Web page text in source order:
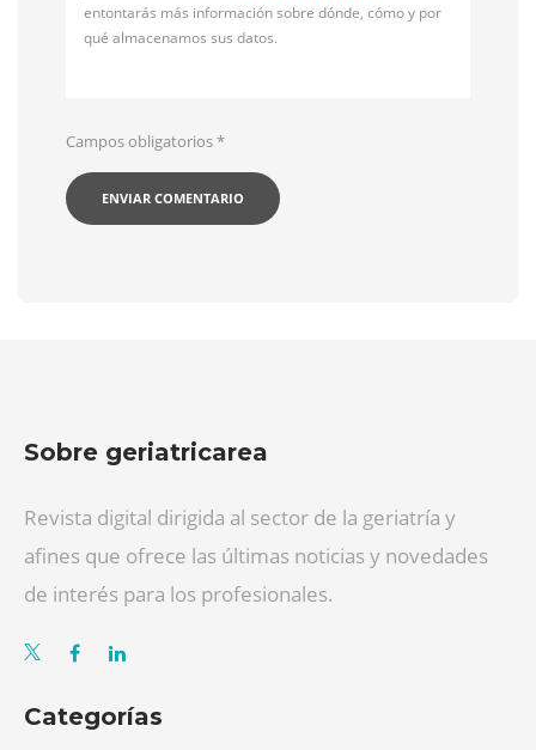
entontarás más información sobre dónde, cómo y por
qué almacenamos sus datos.
Campos obligatorios*
Sobre geriatricarea
Revista digital dirigida al sector de la geriatría y
afines que ofrece las últimas noticias y novedades
de interés para los profesionales.
Categorías